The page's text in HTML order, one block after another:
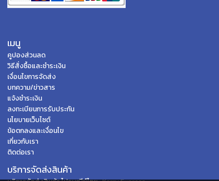
เมนู
คูปองส่วนลด
วิธีสั่งซื้อและชำระเงิน
เงื่อนไขการจัดส่ง
บทความ/ข่าวสาร
แจ้งชำระเงิน
ลงทะเบียนการรับประกัน
นโยบายเว็บไซต์
ข้อตกลงและเงื่อนไข
เกี่ยวกับเรา
ติดต่อเรา
บริการจัดส่งสินค้า